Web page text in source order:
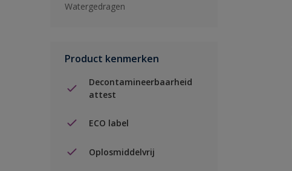
Watergedragen
Product kenmerken
Decontamineerbaarheid
attest
ECO label
Oplosmiddelvrij